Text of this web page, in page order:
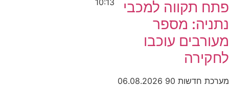
פתח תקווה למכבי
נתניה: מספר
מעורבים עוכבו
לחקירה
מערכת חדשות 90
06.08.2026
10:13